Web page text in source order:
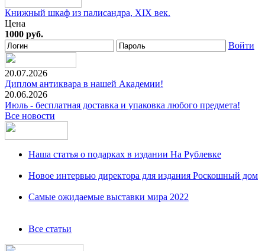
Книжный шкаф из палисандра, XIX век.
Цена
1000 руб.
Войти
20.07.2026
Диплом антиквара в нашей Академии!
20.06.2026
Июль - бесплатная доставка и упаковка любого предмета!
Все новости
Наша статья о подарках в издании На Рублевке
Новое интервью директора для издания Роскошный дом
Самые ожидаемые выставки мира 2022
Все статьи